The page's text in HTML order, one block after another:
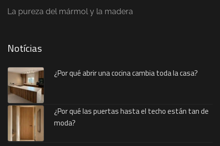
La pureza del mármol y la madera
Notícias
¿Por qué abrir una cocina cambia toda la casa?
¿Por qué las puertas hasta el techo están tan de
moda?